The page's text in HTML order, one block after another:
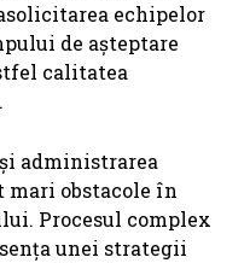
echipelor
de așteptare
calitatea
administrarea
mari obstacole în
Procesul complex
unei strategii